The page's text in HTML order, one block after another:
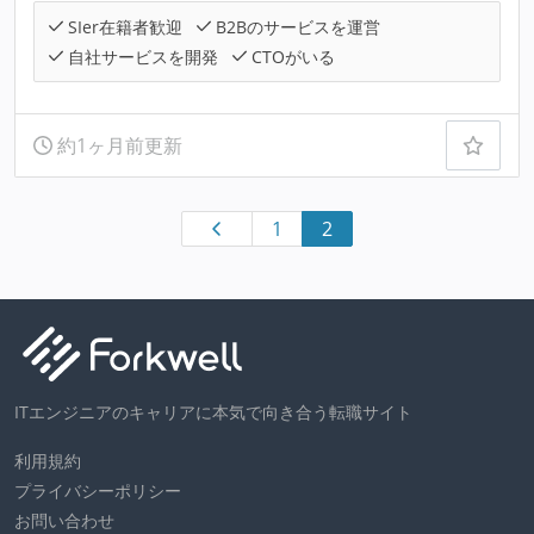
SIer在籍者歓迎
B2Bのサービスを運営
自社サービスを開発
CTOがいる
約1ヶ月前更新
1 2
ITエンジニアのキャリアに本気で向き合う転職サイト
利用規約
プライバシーポリシー
お問い合わせ